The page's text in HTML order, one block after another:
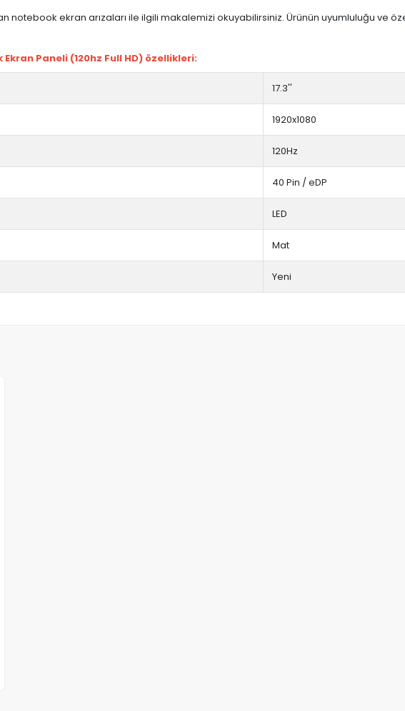
notebook ekran arızaları ile ilgili makalemizi okuyabilirsiniz. Ürünün uyumluluğu
Ekran Paneli (120hz Full HD) özellikleri:
17.3''
1920x1080
120Hz
40 Pin / eDP
LED
Mat
Yeni